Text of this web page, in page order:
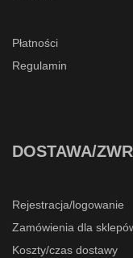
Płatności
Regulamin
DOSTAWA/
Rejestracja/logowanie
Zamówienia dla
Koszty/czas dostawy